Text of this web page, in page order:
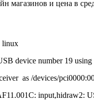
магазинов и цена в
linux
device number 19 using
as /devices/
input,hidraw2: